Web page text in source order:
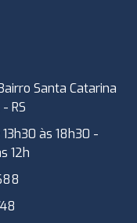
Santa Catarina
RS
13h30 às 18h30 -
12h